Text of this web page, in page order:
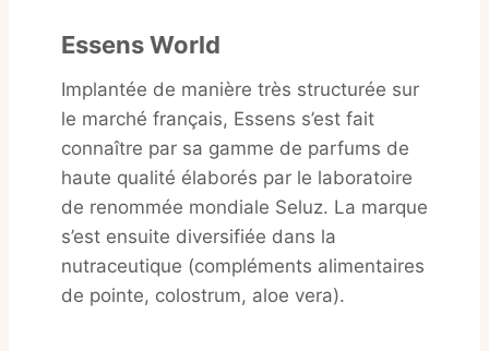
Essens World
Implantée de manière très structurée sur
le marché français, Essens s’est fait
connaître par sa gamme de parfums de
haute qualité élaborés par le laboratoire
de renommée mondiale Seluz. La marque
s’est ensuite diversifiée dans la
nutraceutique (compléments alimentaires
de pointe, colostrum, aloe vera).